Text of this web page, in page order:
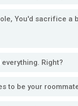
You'd sacrifice
Right?
to be your